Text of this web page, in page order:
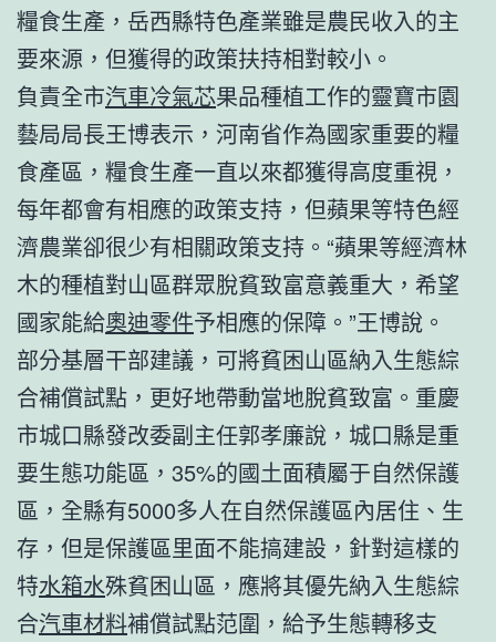
糧食生產，岳西縣特色產業雖是農民收入的主
要來源，但獲得的政策扶持相對較小。
負責全市汽車冷氣芯果品種植工作的靈寶市園
藝局局長王博表示，河南省作為國家重要的糧
食產區，糧食生產一直以來都獲得高度重視，
每年都會有相應的政策支持，但蘋果等特色經
濟農業卻很少有相關政策支持。“蘋果等經濟林
木的種植對山區群眾脫貧致富意義重大，希望
國家能給奧迪零件予相應的保障。”王博說。
部分基層干部建議，可將貧困山區納入生態綜
合補償試點，更好地帶動當地脫貧致富。重慶
市城口縣發改委副主任郭孝廉說，城口縣是重
要生態功能區，35%的國土面積屬于自然保護
區，全縣有5000多人在自然保護區內居住、生
存，但是保護區里面不能搞建設，針對這樣的
特水箱水殊貧困山區，應將其優先納入生態綜
合汽車材料補償試點范圍，給予生態轉移支